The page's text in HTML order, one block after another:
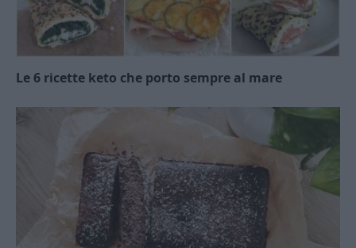
Le 6 ricette keto che porto sempre al mare